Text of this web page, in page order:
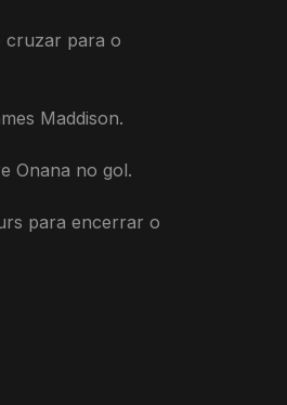
cruzar para o
Maddison.
Onana no gol.
para encerrar o